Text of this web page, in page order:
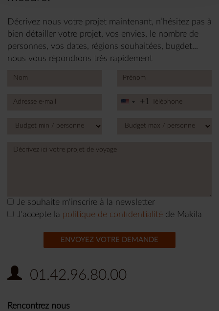
Décrivez nous votre projet maintenant, n’hésitez pas à
bien détailler votre projet, vos envies, le nombre de
personnes, vos dates, régions souhaitées, bugdet...
nous vous répondrons très rapidement
United
+1
+1
Je souhaite m'inscrire à la newsletter
J'accepte la politique de confidentialité de Makila
ENVOYEZ VOTRE DEMANDE
01.42.96.80.00
Rencontrez nous